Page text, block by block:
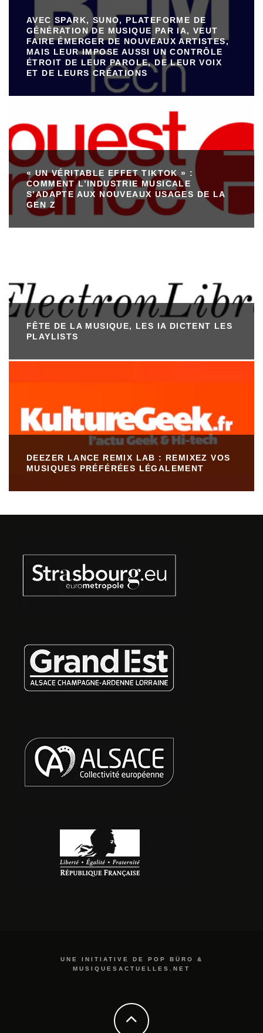
AVEC SPARK, SUNO, PLATEFORME DE
GÉNÉRATION DE MUSIQUE PAR IA, VEUT
FAIRE ÉMERGER DE NOUVEAUX ARTISTES,
MAIS LEUR IMPOSE AUSSI UN CONTRÔLE
ÉTROIT DE LEUR PAROLE, DE LEUR VOIX
ET DE LEURS CRÉATIONS
« UN VÉRITABLE EFFET TIKTOK » :
COMMENT L’INDUSTRIE MUSICALE
S’ADAPTE AUX NOUVEAUX USAGES DE LA
GEN Z
FÊTE DE LA MUSIQUE, LES IA DICTENT LES
PLAYLISTS
DEEZER LANCE REMIX LAB : REMIXEZ VOS
MUSIQUES PRÉFÉRÉES LÉGALEMENT
UNE INITIATIVE DE POP BÜRO &
MUSIQUESACTUELLES.NET